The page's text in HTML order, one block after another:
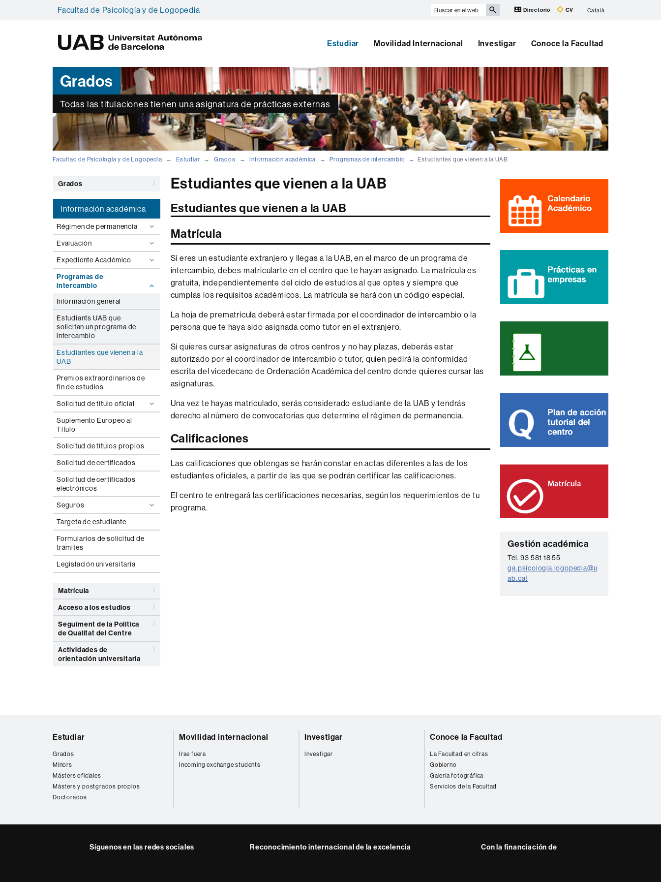
Facultad de Psicología y de Logopedia
Buscar
web
Directorio CV Català
A
Estudiar Movilidad Internacional Investigar Conoce la Facultad
Grados
Todas las titulaciones tienen una asignatura de prácticas externas
Facultad de Psicología y de Logopedia Estudiar Grados Información académica Programas de intercambio Estudiantes que vienen a la UAB
Grados
Información académica
Régimen de permanencia
Evaluación
Expediente Académico
Programas de
intercambio
Información general
Estudiants UAB que
solicitan un programa de
intercambio
Estudiantes que vienen a la
UAB
Premios extraordinarios de
fin de estudios
Solicitud de título oficial
Suplemento Europeo al
Título
Solicitud de títulos propios
Solicitud de certificados
Solicitud de certificados
electrónicos
Seguros
Targeta de estudiante
Formularios de solicitud de
trámites
Legislación universitaria
Matrícula
Acceso a los estudios
Seguiment de la Política
de Qualitat del Centre
Actividades de
orientación universitaria
Estudiantes que vienen a la UAB
Estudiantes que vienen a la UAB
Matrícula
Si eres un estudiante extranjero y llegas a la UAB, en el marco de un programa de
intercambio, debes matricularte en el centro que te hayan asignado. La matrícula es
gratuita, independientemente del ciclo de estudios al que optes y siempre que
cumplas los requisitos académicos. La matrícula se hará con un código especial.
La hoja de prematrícula deberá estar firmada por el coordinador de intercambio o la
persona que te haya sido asignada como tutor en el extranjero.
Si quieres cursar asignaturas de otros centros y no hay plazas, deberás estar
autorizado por el coordinador de intercambio o tutor, quien pedirá la conformidad
escrita del vicedecano de Ordenación Académica del centro donde quieres cursar las
asignaturas.
Una vez te hayas matriculado, serás considerado estudiante de la UAB y tendrás
derecho al número de convocatorias que determine el régimen de permanencia.
Calificaciones
Las calificaciones que obtengas se harán constar en actas diferentes a las de los
estudiantes oficiales, a partir de las que se podrán certificar las calificaciones.
El centro te entregará las certificaciones necesarias, según los requerimientos de tu
programa.
Información
complementaria
C
o
n
Gestión académica
Tel. 93 581 18 55
ga.psicologia.logopedia@u
ab.cat
Estudiar
Grados
Mínors
Másters oficiales
Másters y postgrados propios
Doctorados
Movilidad internacional
Irse fuera
Incoming exchange students
Investigar
Investigar
Conoce la Facultad
La Facultad en cifras
Gobierno
Galería fotográfica
Servicios de la Facultad
Síguenos en las redes sociales Reconocimiento internacional de la excelencia Con la financiación de